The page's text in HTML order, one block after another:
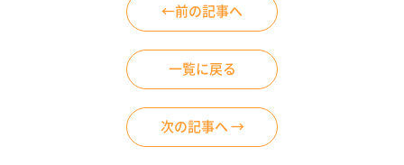
←前の記事へ
一覧に戻る
次の記事へ →